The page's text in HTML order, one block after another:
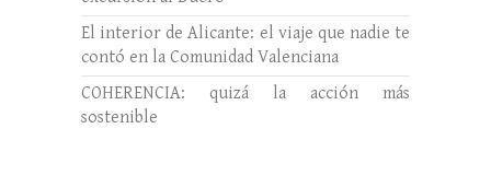
El interior de Alicante: el viaje que nadie te
contó en la Comunidad Valenciana
COHERENCIA: quizá la acción más
sostenible